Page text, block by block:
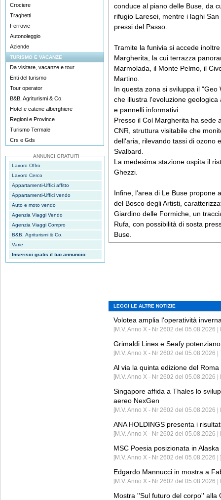
Crociere
Traghetti
Ferrovie
Autonoleggio
Aziende
TURISMO E VACANZE
Da visitare, vacanze e tour
Enti del turismo
Tour operator
B&B, Agriturismi & Co.
Hotel e catene alberghiere
Regioni e Province
Turismo Termale
Crs e Gds
ANNUNCI GRATUITI
Lavoro Offro
Lavoro Cerco
Appartamenti-Uffici affitto
Appartamenti-Uffici vendo
Auto e moto vendo
Agenzia Viaggi Vendo
Agenzia Viaggi Compro
B&B, Agriturismi & Co.
Varie
Inserisci gratis il tuo annuncio
conduce al piano delle Buse, da
rifugio Laresei, mentre i laghi
pressi del Passo.
Tramite la funivia si accede
Margherita, la cui terrazza
Marmolada, il Monte Pelmo, il
Martino.
In questa zona si sviluppa il
che illustra l'evoluzione
e pannelli informativi.
Presso il Col Margherita ha sede
CNR, struttura visitabile che
dell'aria, rilevando tassi di ozono
Svalbard.
La medesima stazione ospita il
Ghezzi.
Infine, l'area di Le Buse propone
del Bosco degli Artisti,
Giardino delle Formiche, un
Rufa, con possibilità di sosta
Buse.
LEGGI LE ALTRE NOTIZIE
Volotea amplia l'operatività
[M.V. Anno X - Nr 2602 del 05.08.2026 |
Grimaldi Lines e Seafy
[M.V. Anno X - Nr 2602 del 05.08.2026 |
Al via la quinta edizione del
[M.V. Anno X - Nr 2602 del 05.08.2026 |
Singapore affida a Thales lo
aereo NexGen
[M.V. Anno X - Nr 2602 del 05.08.2026
ANA HOLDINGS presenta i
[M.V. Anno X - Nr 2602 del 05.08.2026
MSC Poesia posizionata in
[M.V. Anno X - Nr 2602 del 05.08.2026 | ]
Edgardo Mannucci in mostra a
[M.V. Anno X - Nr 2602 del 05.08.2026 |
Mostra ''Sul futuro del corpo'' alla